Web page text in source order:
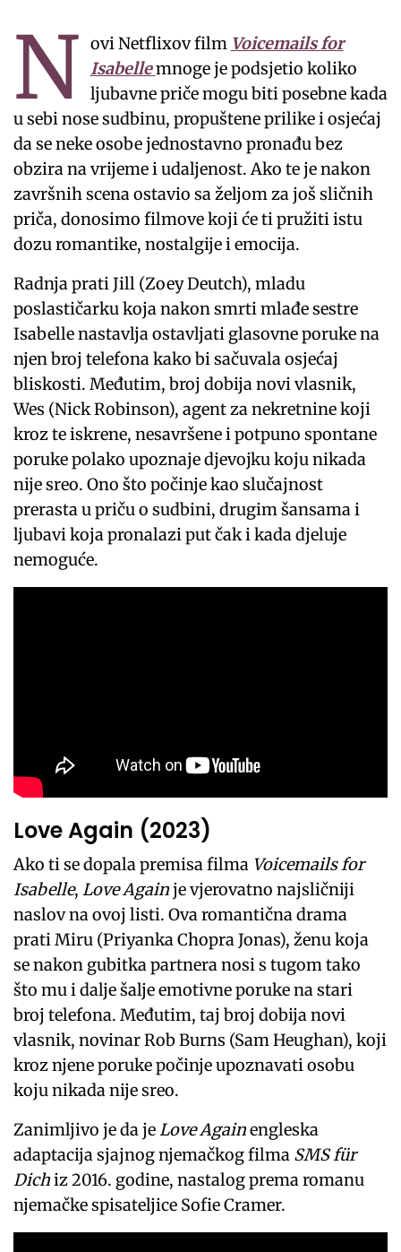
N ovi Netflixov film Voicemails for
Isabellemnoge je podsjetio koliko
ljubavne priče mogu biti posebne kada
u sebi nose sudbinu, propuštene prilike i osjećaj
da se neke osobe jednostavno pronađu bez
obzira na vrijeme i udaljenost. Ako te je nakon
završnih scena ostavio sa željom za još sličnih
priča, donosimo filmove koji će ti pružiti istu
dozu romantike, nostalgije i emocija.
Radnja prati Jill (Zoey Deutch), mladu
poslastičarku koja nakon smrti mlađe sestre
Isabelle nastavlja ostavljati glasovne poruke na
njen broj telefona kako bi sačuvala osjećaj
bliskosti. Međutim, broj dobija novi vlasnik,
Wes (Nick Robinson), agent za nekretnine koji
kroz te iskrene, nesavršene i potpuno spontane
poruke polako upoznaje djevojku koju nikada
nije sreo. Ono što počinje kao slučajnost
prerasta u priču o sudbini, drugim šansama i
ljubavi koja pronalazi put čak i kada djeluje
nemoguće.
Love Again (2023)
Ako ti se dopala premisa filma Voicemails for
Isabelle,Love Againje vjerovatno najsličniji
naslov na ovoj listi. Ova romantična drama
prati Miru (Priyanka Chopra Jonas), ženu koja
se nakon gubitka partnera nosi s tugom tako
što mu i dalje šalje emotivne poruke na stari
broj telefona. Međutim, taj broj dobija novi
vlasnik, novinar Rob Burns (Sam Heughan), koji
kroz njene poruke počinje upoznavati osobu
koju nikada nije sreo.
Zanimljivo je da jeLove Againengleska
adaptacija sjajnog njemačkog filma SMS für
Dichiz 2016. godine, nastalog prema romanu
njemačke spisateljice Sofie Cramer.